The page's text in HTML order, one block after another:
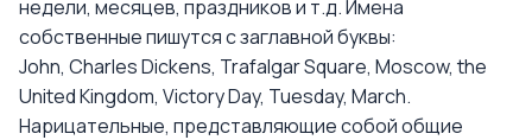
недели, месяцев, праздников и т.д. Имена
собственные пишутся с заглавной буквы:
John, Charles Dickens, Trafalgar Square, Moscow, the
United Kingdom, Victory Day, Tuesday, March.
Нарицательные, представляющие собой общие